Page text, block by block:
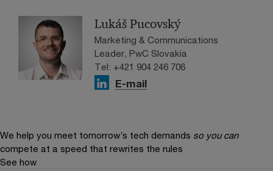
Lukáš Pucovský
Marketing & Communications
Leader, PwC Slovakia
Tel: +421 904 246 706
E-mail
We help you meet tomorrow’s tech demands so you can
compete at a speed that rewrites the rules
See how